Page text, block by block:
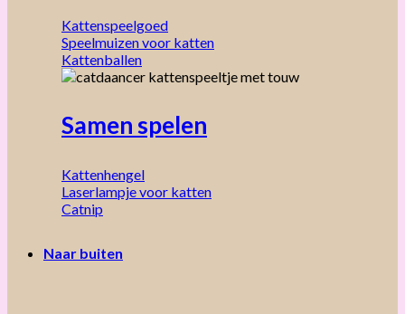
Kattenspeelgoed
Speelmuizen voor katten
Kattenballen
Samen spelen
Kattenhengel
Laserlampje voor katten
Catnip
Naar buiten